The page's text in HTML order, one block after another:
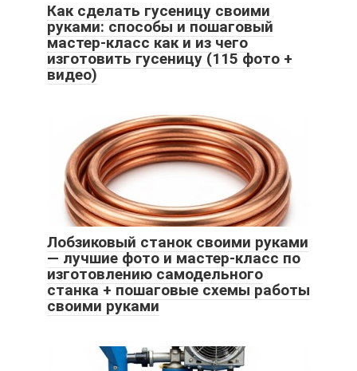
Как сделать гусеницу своими
руками: способы и пошаговый
мастер-класс как и из чего
изготовить гусеницу (115 фото +
видео)
Лобзиковый станок своими руками
— лучшие фото и мастер-класс по
изготовлению самодельного
станка + пошаговые схемы работы
своими руками